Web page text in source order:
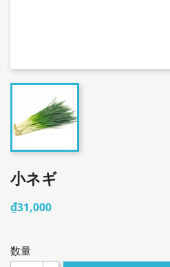
小ネギ
₫31,000
数量